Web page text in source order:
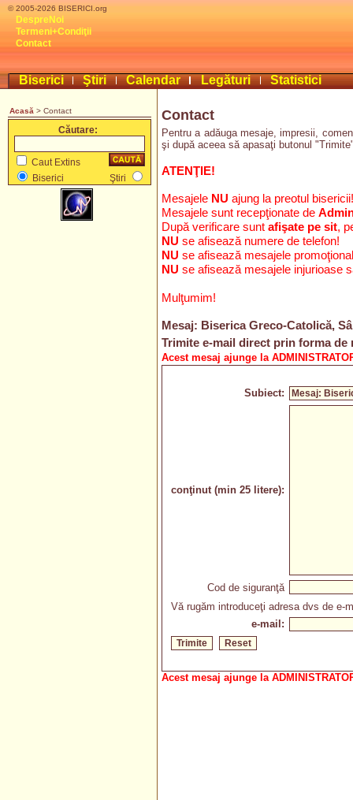
© 2005-2026 BISERICI.org
DespreNoi
Termeni+Condiţii
Contact
Biserici Ştiri Calendar Legături Statistici
Acasă > Contact
Căutare:
Caut Extins
Biserici
Ştiri
Contact
Pentru a adăuga mesaje, impresii,
şi după aceea să apasaţi butonul
ATENŢIE!
Mesajele NU ajung la preotul bisericii!
Mesajele sunt recepţionate de
După verificare sunt afişate pe sit,
NU se afisează numere de telefon!
NU se afisează mesajele
NU se afisează mesajele injurioase
Mulţumim!
Mesaj: Biserica Greco-Catolică,
Trimite e-mail direct prin forma de
Acest mesaj ajunge la
Subiect:
conţinut (min 25 litere):
Cod de siguranţă
Vă rugăm introduceţi adresa dvs de e-
e-mail:
Acest mesaj ajunge la